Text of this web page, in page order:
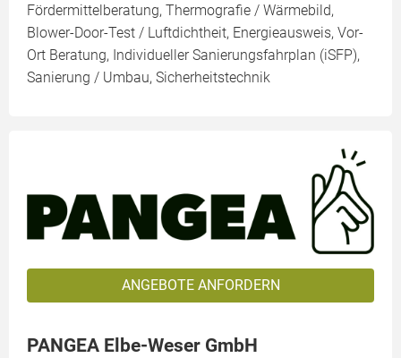
Fördermittelberatung, Thermografie / Wärmebild,
Blower-Door-Test / Luftdichtheit, Energieausweis, Vor-
Ort Beratung, Individueller Sanierungsfahrplan (iSFP),
Sanierung / Umbau, Sicherheitstechnik
ANGEBOTE ANFORDERN
PANGEA Elbe-Weser GmbH